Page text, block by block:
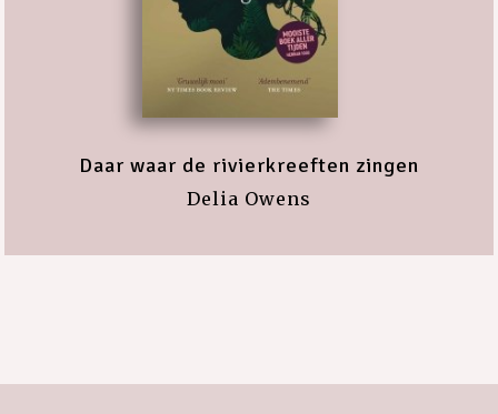
Daar waar de rivierkreeften zingen
Delia Owens